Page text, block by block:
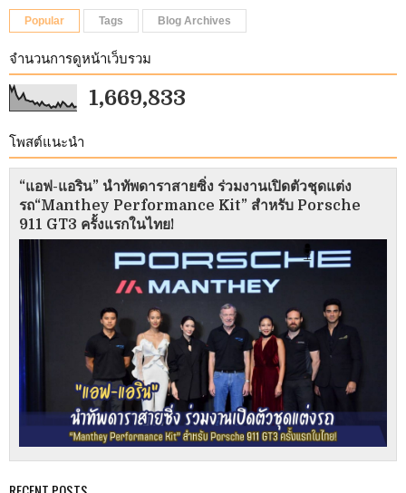
Popular Tags Blog Archives
จำนวนการดูหน้าเว็บรวม
1,669,833
โพสต์แนะนำ
“แอฟ-แอริน” นำทัพดาราสายซิ่ง ร่วมงานเปิดตัวชุดแต่ง
รถ“Manthey Performance Kit” สำหรับ Porsche
911 GT3 ครั้งแรกในไทย!